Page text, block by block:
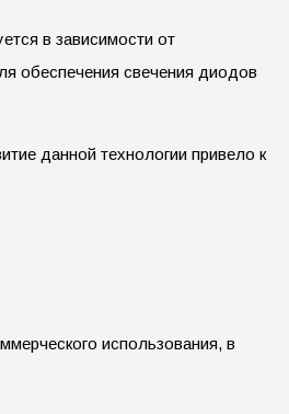
в зависимости от
обеспечения свечения диодов
данной технологии привело к
использования, в